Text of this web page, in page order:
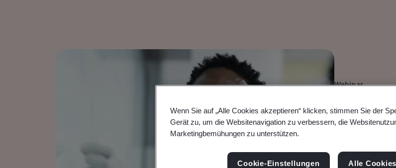
Webinar
UKCA
IVDs –
Wenn Sie auf „Alle Cookies akzeptieren“ klicken, stimmen Sie der
Gerät zu, um die Websitenavigation zu verbessern, die
Marketingbemühungen zu unterstützen.
Cookie-Einstellungen Alle